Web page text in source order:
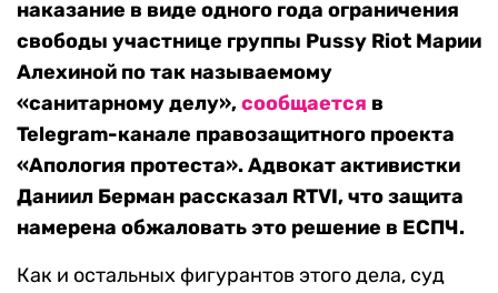
наказание в виде одного года ограничения
свободы участнице группы Pussy Riot Марии
Алехиной по так называемому
«санитарному делу»,сообщается в
Telegram-канале правозащитного проекта
«Апология протеста». Адвокат активистки
Даниил Берман рассказал RTVI, что защита
намерена обжаловать это решение в ЕСПЧ.
Как и остальных фигурантов этого дела, суд